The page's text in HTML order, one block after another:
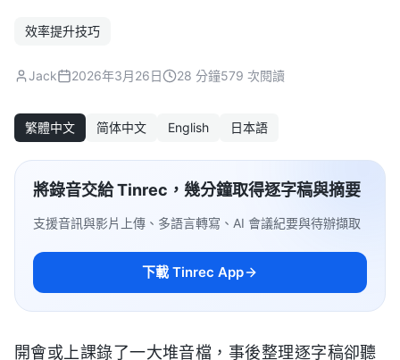
效率提升技巧
Jack 2026年3月26日 28 分鐘579 次閱讀
繁體中文 简体中文 English 日本語
將錄音交給 Tinrec，幾分鐘取得逐字稿與摘要
支援音訊與影片上傳、多語言轉寫、AI 會議紀要與待辦擷取
下載 Tinrec App
開會或上課錄了一大堆音檔，事後整理逐字稿卻聽